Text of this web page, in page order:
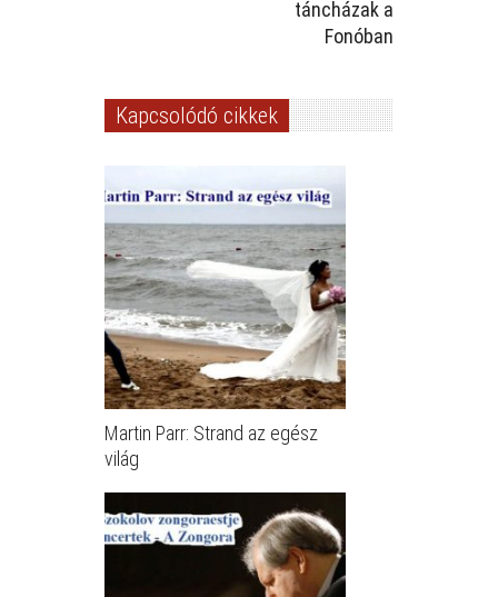
táncházak a
Fonóban
Kapcsolódó cikkek
Martin Parr: Strand az egész
világ